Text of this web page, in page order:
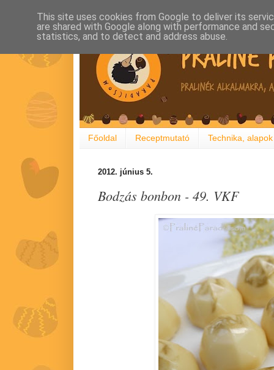
Főoldal Receptmutató Technika, alapok
2012. június 5.
Bodzás bonbon - 49. VKF
This site uses cookies from Google to deliver its
are shared with Google along with performance and
statistics, and to detect and address abuse.